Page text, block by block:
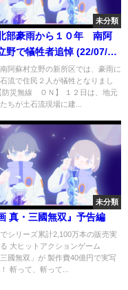
未分類
部豪雨から１０年 南阿
野で犠牲者追悼 (22/07/12
阿蘇村立野の新所区では、豪雨に
流で住民２人が犠牲となりまし
防災無線 ＯＮ】 １２日は、地元
ちが土石流現場に建...
未分類
真・三國無双』予告編
シリーズ累計2,100万本の販売実
大ヒットアクションゲーム
三國無双」が 製作費40億円で実写
斬って、斬って...